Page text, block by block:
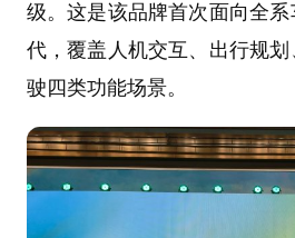
级。这是该品牌首次面向全
代，覆盖人机交互、出行规
驶四类功能场景。